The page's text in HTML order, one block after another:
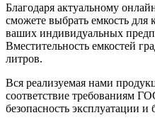
Благодаря актуальному
сможете выбрать емкость для
ваших индивидуальных
Вместительность емкостей
литров.
Вся реализуемая нами
соответствие требованиям
безопасность эксплуатации и